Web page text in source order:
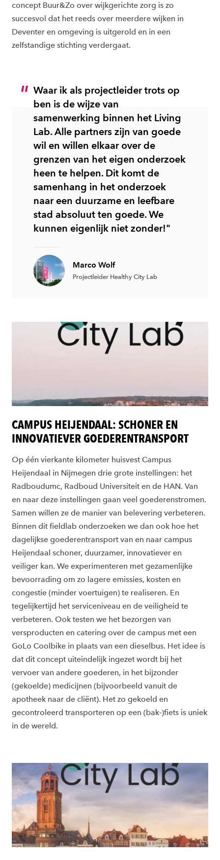
concept Buur&Zo over wijkgerichte zorg is zo
succesvol dat het reeds over meerdere wijken in
Deventer en omgeving is uitgerold en in een
zelfstandige stichting verdergaat.
Waar ik als projectleider trots op
ben is de wijze van
samenwerking binnen het Living
Lab. Alle partners zijn van goede
wil en willen elkaar over de
grenzen van het eigen onderzoek
heen te helpen. Dit komt de
samenhang in het onderzoek
naar een duurzame en leefbare
stad absoluut ten goede. We
kunnen eigenlijk niet zonder!"
Marco Wolf
Projectleider Healthy City Lab
CAMPUS HEIJENDAAL: SCHONER EN
INNOVATIEVER GOEDERENTRANSPORT
Op één vierkante kilometer huisvest Campus
Heijendaal in Nijmegen drie grote instellingen: het
Radboudumc, Radboud Universiteit en de HAN. Van
en naar deze instellingen gaan veel goederenstromen.
Samen willen ze de manier van belevering verbeteren.
Binnen dit fieldlab onderzoeken we dan ook hoe het
dagelijkse goederentransport van en naar campus
Heijendaal schoner, duurzamer, innovatiever en
veiliger kan. We experimenteren met gezamenlijke
bevoorrading om zo lagere emissies, kosten en
congestie (minder voertuigen) te realiseren. En
tegelijkertijd het serviceniveau en de veiligheid te
verbeteren. Ook testen we het bezorgen van
versproducten en catering over de campus met een
GoLo Coolbike in plaats van een dieselbus. Het idee is
dat dit concept uiteindelijk ingezet wordt bij het
vervoer van andere goederen, in het bijzonder
(gekoelde) medicijnen (bijvoorbeeld vanuit de
apotheek naar de cliënt). Het zo gekoeld en
gecontroleerd transporteren op een (bak-)fiets is uniek
in de wereld.